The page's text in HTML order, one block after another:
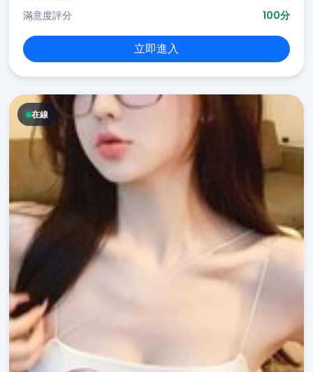
滿意度評分
100分
立即進入
在線